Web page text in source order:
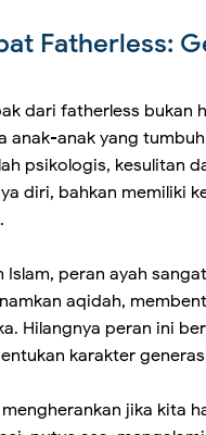
Fatherless:
dari fatherless bukan
anak-anak yang
psikologis, kesulitan
diri, bahkan memiliki
Islam, peran ayah
aqidah,
Hilangnya peran ini
karakter
jika kita